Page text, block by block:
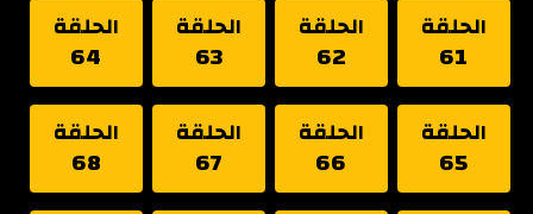
الحلقة
61
الحلقة
62
الحلقة
63
الحلقة
64
الحلقة
65
الحلقة
66
الحلقة
67
الحلقة
68